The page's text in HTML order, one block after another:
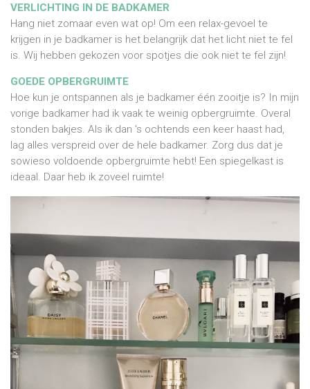
VERLICHTING IN DE BADKAMER
Hang niet zomaar even wat op! Om een relax-gevoel te
krijgen in je badkamer is het belangrijk dat het licht niet te fel
is. Wij hebben gekozen voor spotjes die ook niet te fel zijn!
GOEDE OPBERGRUIMTE
Hoe kun je ontspannen als je badkamer één zooitje is? In mijn
vorige badkamer had ik vaak te weinig opbergruimte. Overal
stonden bakjes. Als ik dan 's ochtends een keer haast had,
lag alles verspreid over de hele badkamer. Zorg dus dat je
sowieso voldoende opbergruimte hebt! Een spiegelkast is
ideaal. Daar heb ik zoveel ruimte!